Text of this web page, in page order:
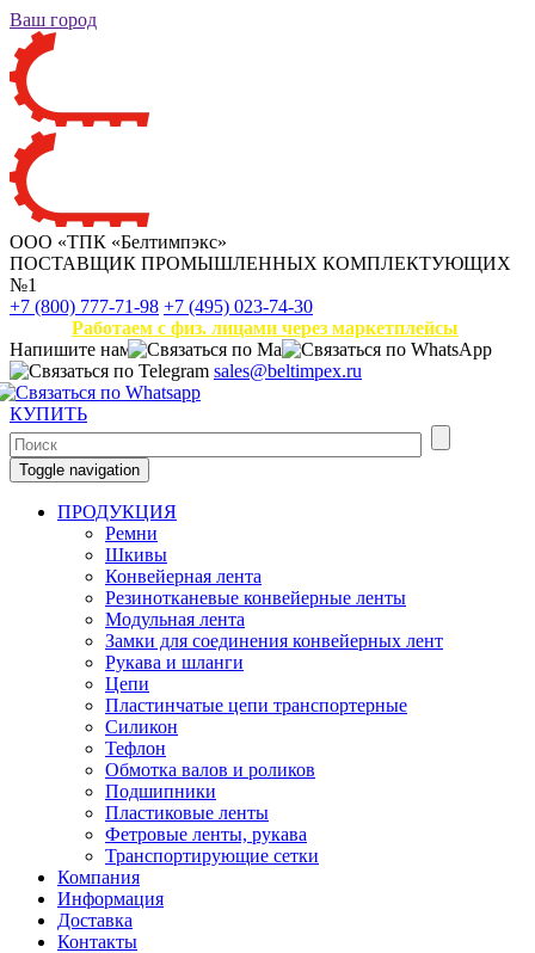
Ваш город
ООО «ТПК «Белтимпэкс»
ПОСТАВЩИК ПРОМЫШЛЕННЫХ КОМПЛЕКТУЮЩИХ
№1
+7 (800) 777-71-98 +7 (495) 023-74-30
Работаем с физ. лицами через маркетплейсы
Напишите нам
sales@beltimpex.ru
КУПИТЬ
Toggle navigation
ПРОДУКЦИЯ
Ремни
Шкивы
Конвейерная лента
Резинотканевые конвейерные ленты
Модульная лента
Замки для соединения конвейерных лент
Рукава и шланги
Цепи
Пластинчатые цепи транспортерные
Силикон
Тефлон
Обмотка валов и роликов
Подшипники
Пластиковые ленты
Фетровые ленты, рукава
Транспортирующие сетки
Компания
Информация
Доставка
Контакты